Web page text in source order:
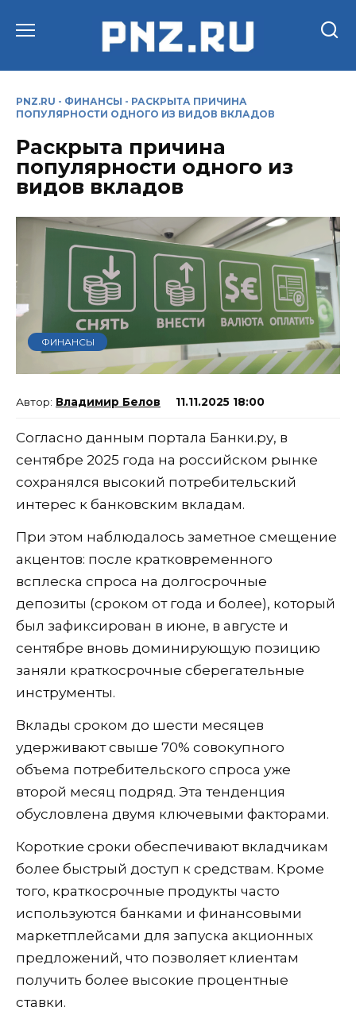
PNZ.RU - ФИНАНСЫ - РАСКРЫТА ПРИЧИНА
ПОПУЛЯРНОСТИ ОДНОГО ИЗ ВИДОВ ВКЛАДОВ
Раскрыта причина
популярности одного из
видов вкладов
ФИНАНСЫ
Владимир Белов 11.11.2025 18:00
Согласно данным портала Банки.ру, в
сентябре 2025 года на российском рынке
сохранялся высокий потребительский
интерес к банковским вкладам.
При этом наблюдалось заметное смещение
акцентов: после кратковременного
всплеска спроса на долгосрочные
депозиты (сроком от года и более), который
был зафиксирован в июне, в августе и
сентябре вновь доминирующую позицию
заняли краткосрочные сберегательные
инструменты.
Вклады сроком до шести месяцев
удерживают свыше 70% совокупного
объема потребительского спроса уже
второй месяц подряд. Эта тенденция
обусловлена двумя ключевыми факторами.
Короткие сроки обеспечивают вкладчикам
более быстрый доступ к средствам. Кроме
того, краткосрочные продукты часто
используются банками и финансовыми
маркетплейсами для запуска акционных
предложений, что позволяет клиентам
получить более высокие процентные
ставки.